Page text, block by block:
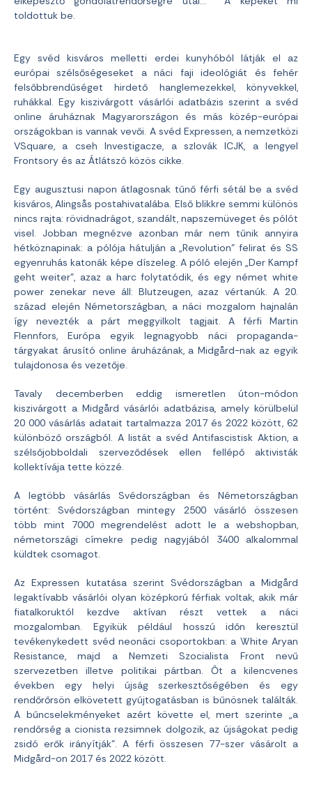
toldottuk be.
Egy svéd kisváros melletti erdei kunyhóból látják el az
európai szélsőségeseket a náci faji ideológiát és fehér
felsőbbrendűséget hirdető hanglemezekkel, könyvekkel,
ruhákkal. Egy kiszivárgott vásárlói adatbázis szerint a svéd
online áruháznak Magyarországon és más közép-európai
országokban is vannak vevői. A svéd Expressen, a nemzetközi
VSquare, a cseh Investigacze, a szlovák ICJK, a lengyel
Frontsory és az Átlátszó közös cikke.
Egy augusztusi napon átlagosnak tűnő férfi sétál be a svéd
kisváros, Alingsås postahivatalába. Első blikkre semmi különös
nincs rajta: rövidnadrágot, szandált, napszemüveget és pólót
visel. Jobban megnézve azonban már nem tűnik annyira
hétköznapinak: a pólója hátulján a „Revolution” felirat és SS
egyenruhás katonák képe díszeleg. A póló elején „Der Kampf
geht weiter”, azaz a harc folytatódik, és egy német white
power zenekar neve áll: Blutzeugen, azaz vértanúk. A 20.
század elején Németországban, a náci mozgalom hajnalán
így nevezték a párt meggyilkolt tagjait. A férfi Martin
Flennfors, Európa egyik legnagyobb náci propaganda-
tárgyakat árusító online áruházának, a Midgård-nak az egyik
tulajdonosa és vezetője.
Tavaly decemberben eddig ismeretlen úton-módon
kiszivárgott a Midgård vásárlói adatbázisa, amely körülbelül
20 000 vásárlás adatait tartalmazza 2017 és 2022 között, 62
különböző országból. A listát a svéd Antifascistisk Aktion, a
szélsőjobboldali szerveződések ellen fellépő aktivisták
kollektívája tette közzé.
A legtöbb vásárlás Svédországban és Németországban
történt: Svédországban mintegy 2500 vásárló összesen
több mint 7000 megrendelést adott le a webshopban,
németországi címekre pedig nagyjából 3400 alkalommal
küldtek csomagot.
Az Expressen kutatása szerint Svédországban a Midgård
legaktívabb vásárlói olyan középkorú férfiak voltak, akik már
fiatalkoruktól kezdve aktívan részt vettek a náci
mozgalomban. Egyikük például hosszú időn keresztül
tevékenykedett svéd neonáci csoportokban: a White Aryan
Resistance, majd a Nemzeti Szocialista Front nevű
szervezetben illetve politikai pártban. Őt a kilencvenes
években egy helyi újság szerkesztőségében és egy
rendőrőrsön elkövetett gyújtogatásban is bűnösnek találták.
A bűncselekményeket azért követte el, mert szerinte „a
rendőrség a cionista rezsimnek dolgozik, az újságokat pedig
zsidó erők irányítják”. A férfi összesen 77-szer vásárolt a
Midgård-on 2017 és 2022 között.